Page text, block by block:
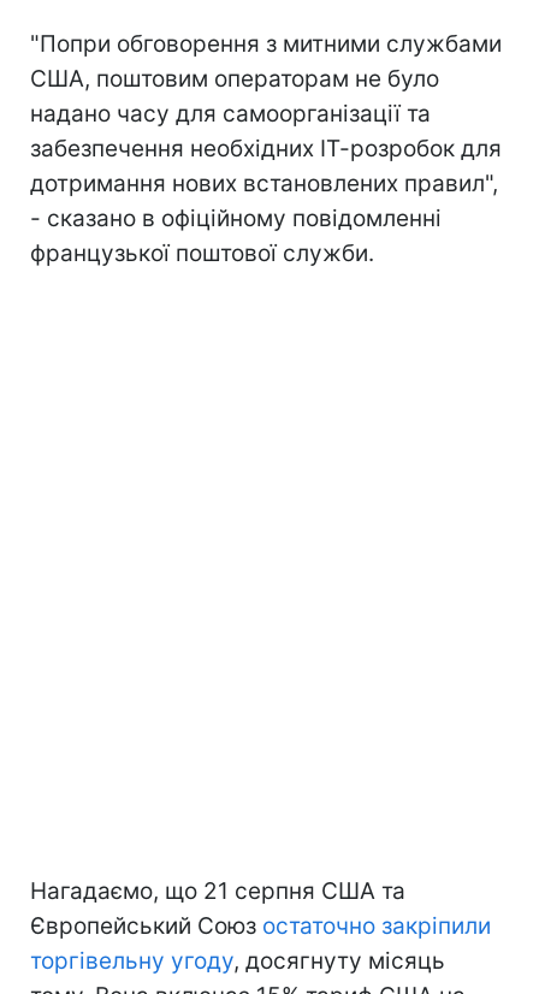
"Попри обговорення з митними службами
США, поштовим операторам не було
надано часу для самоорганізації та
забезпечення необхідних ІТ-розробок для
дотримання нових встановлених правил",
- сказано в офіційному повідомленні
французької поштової служби.
Нагадаємо, що 21 серпня США та
Європейський Союз остаточно закріпили
торгівельну угоду, досягнуту місяць